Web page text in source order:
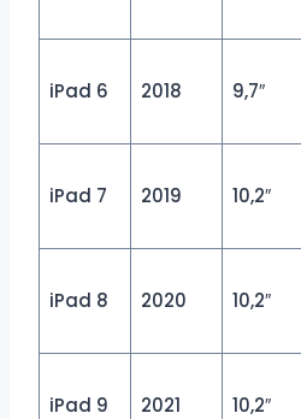
iPad 6 2018 9,7″
iPad 7 2019 10,2″
iPad 8 2020 10,2″
iPad 9 2021 10,2″